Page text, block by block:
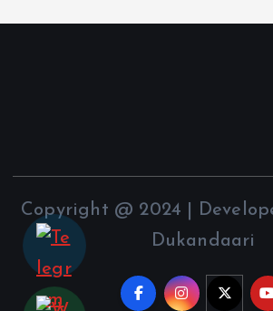
Copyright @ 2024 |
Dukandaari